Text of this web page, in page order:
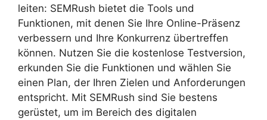
leiten: SEMRush bietet die Tools und
Funktionen, mit denen Sie Ihre Online-Präsenz
verbessern und Ihre Konkurrenz übertreffen
können. Nutzen Sie die kostenlose Testversion,
erkunden Sie die Funktionen und wählen Sie
einen Plan, der Ihren Zielen und Anforderungen
entspricht. Mit SEMRush sind Sie bestens
gerüstet, um im Bereich des digitalen